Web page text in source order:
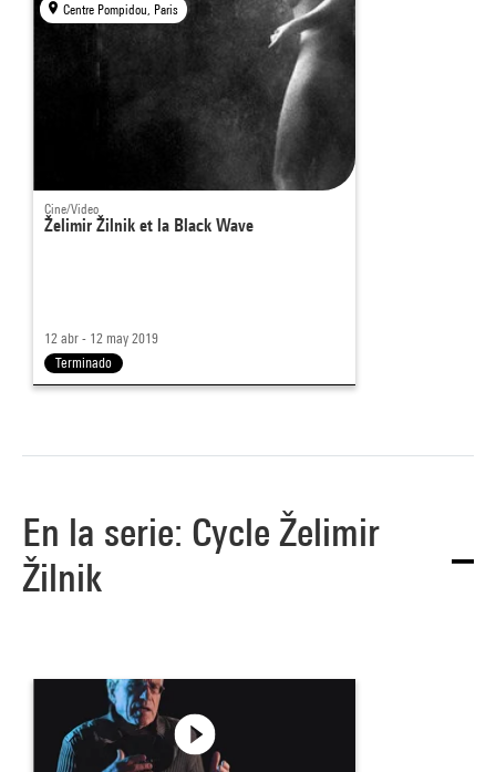
Centre Pompidou, Paris
Cine/Video
Želimir Žilnik et la Black Wave
12 abr - 12 may 2019
Terminado
En la serie: Cycle Želimir
Žilnik